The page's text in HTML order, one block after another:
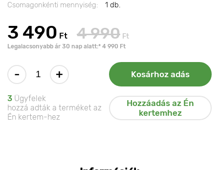
Csomagonkénti mennyiség:
1 db.
3 490 Ft 4 990 Ft
Legalacsonyabb ár 30 nap alatt:* 4 990 Ft
- + Kosárhoz adás
3 Ügyfelek
hozzá adták a terméket az
Én kertem-hez
Hozzáadás az Én
kertemhez